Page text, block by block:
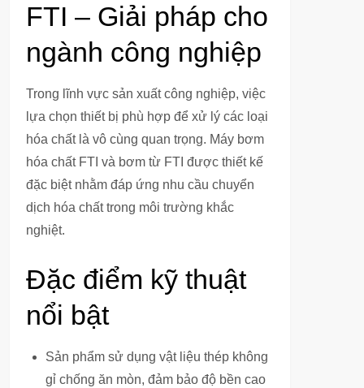
FTI – Giải pháp cho
ngành công nghiệp
Trong lĩnh vực sản xuất công nghiệp, việc
lựa chọn thiết bị phù hợp để xử lý các loại
hóa chất là vô cùng quan trọng. Máy bơm
hóa chất FTI và bơm từ FTI được thiết kế
đặc biệt nhằm đáp ứng nhu cầu chuyển
dịch hóa chất trong môi trường khắc
nghiệt.
Đặc điểm kỹ thuật
nổi bật
Sản phẩm sử dụng vật liệu thép không
gỉ chống ăn mòn, đảm bảo độ bền cao